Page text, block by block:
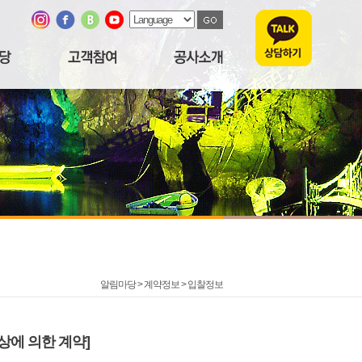
알림마당 > 계약정보 >입찰정보
에 의한 계약]